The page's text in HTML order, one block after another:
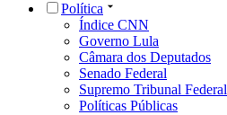
Política
Índice CNN
Governo Lula
Câmara dos Deputados
Senado Federal
Supremo Tribunal Federal
Políticas Públicas